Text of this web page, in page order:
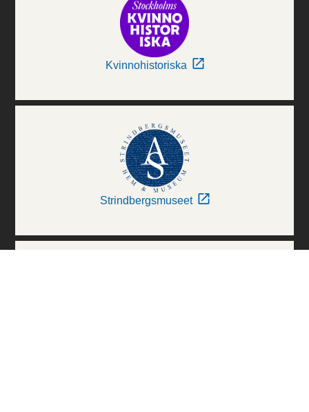
Kvinnohistoriska
Strindbergsmuseet